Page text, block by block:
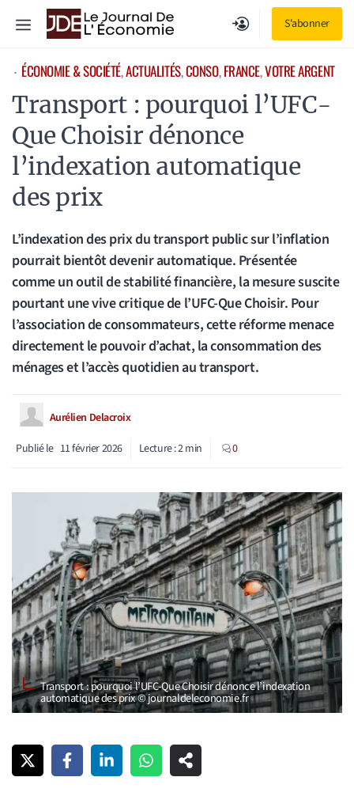
S'abonner
Menu
⋅ ÉCONOMIE & SOCIÉTÉ, ACTUALITÉS, CONSO, FRANCE, VOTRE ARGENT
Transport : pourquoi l’UFC-
Que Choisir dénonce
l’indexation automatique
des prix
L’indexation des prix du transport public sur l’inflation
pourrait bientôt devenir automatique. Présentée
comme un outil de stabilité financière, la mesure suscite
pourtant une vive critique de l’UFC-Que Choisir. Pour
l’association de consommateurs, cette réforme menace
directement le pouvoir d’achat, la consommation des
ménages et l’accès quotidien au transport.
Aurélien Delacroix
Publié le 11 février 2026 Lecture :2min 0
Transport : pourquoi l’UFC-Que Choisir dénonce l’indexation
automatique des prix © journaldeleconomie.fr